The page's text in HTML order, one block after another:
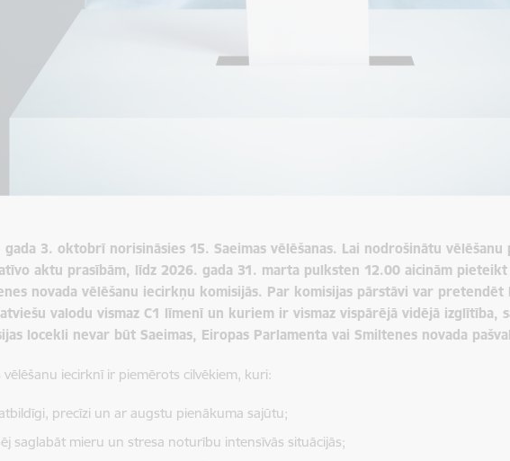
gada 3. oktobrī norisināsies 15. Saeimas vēlēšanas. Lai nodrošinātu
aktu prasībām, līdz 2026. gada 31. marta pulksten 12.00 aicinām
novada vēlēšanu iecirkņu komisijās. Par komisijas pārstāvi var pretendēt
valodu vismaz C1 līmenī un kuriem ir vismaz vispārējā vidējā izglītība,
locekli nevar būt Saeimas, Eiropas Parlamenta vai Smiltenes novada
vēlēšanu iecirknī ir piemērots cilvēkiem, kuri:
precīzi un ar augstu pienākuma sajūtu;
saglabāt mieru un stresa noturību intensīvās situācijās;